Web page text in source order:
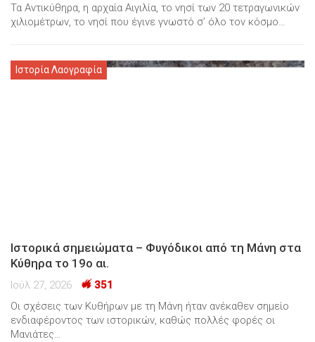
Τα Αντικύθηρα, η αρχαία Αιγιλία, το νησί των 20 τετραγωνικών
χιλιομέτρων, το νησί που έγινε γνωστό σ’ όλο τον κόσμο…
Ιστορία Λαογραφία
Ιστορικά σημειώματα – Φυγόδικοι από τη Μάνη στα
Κύθηρα το 19ο αι.
Ιούλ 27, 2026
351
Οι σχέσεις των Κυθήρων με τη Μάνη ήταν ανέκαθεν σημείο
ενδιαφέροντος των ιστορικών, καθώς πολλές φορές οι
Μανιάτες…